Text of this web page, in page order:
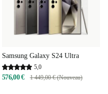
Samsung Galaxy S24 Ultra
5,0
576,00 € 1 449,00 € (Nouveau)